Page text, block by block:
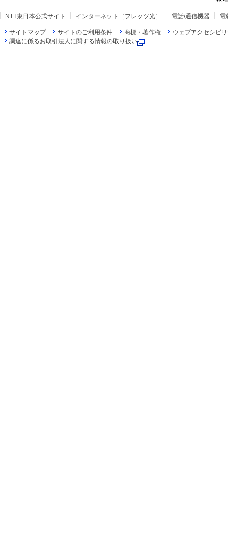
NTT東日本公式サイト インターネット［フレッツ光］ 電話/通信機器 電
サイトマップ サイトのご利用条件 商標・著作権
ウェブアクセシビ
調達に係るお取引法人に関する情報の取り扱い